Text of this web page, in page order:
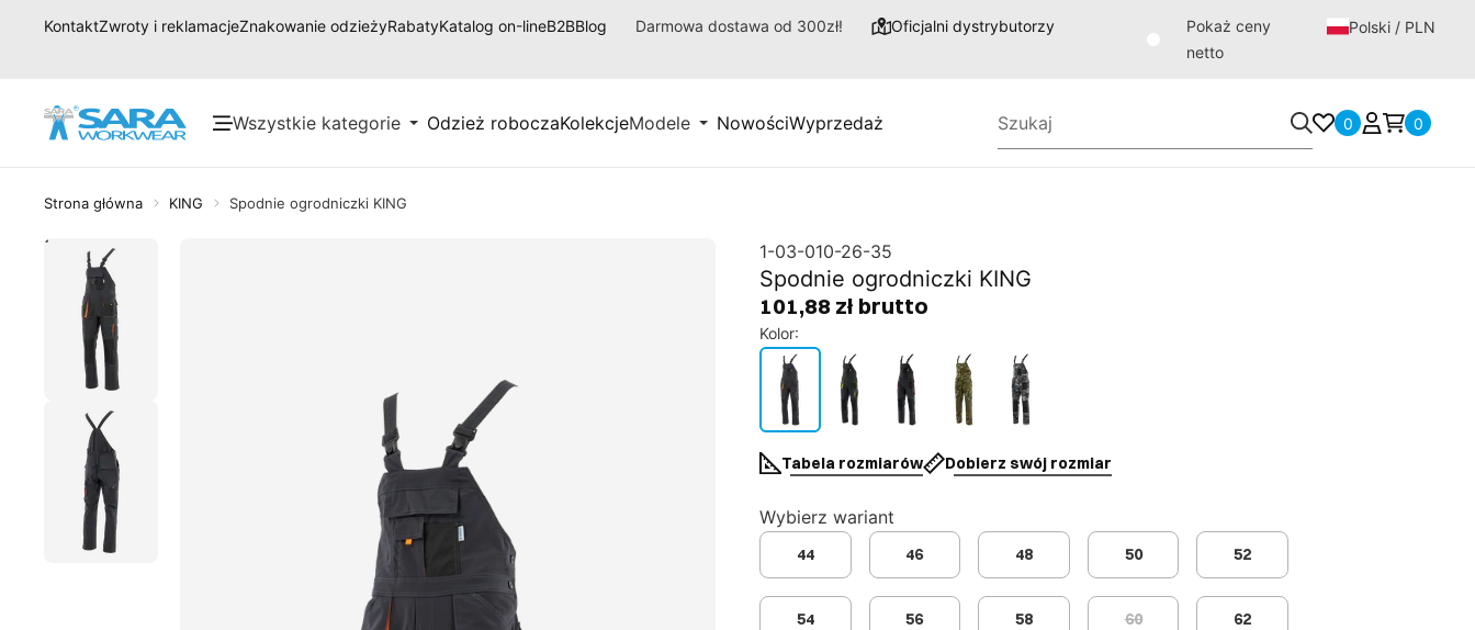
KontaktZwroty i reklamacjeZnakowanie odzieżyRabatyKatalog on-lineB2BBlog Darmowa dostawa od 300zł! Oficjalni dystrybutorzy
Pokaż ceny
netto
Polski / PLN
Wszystkie kategorie Odzież roboczaKolekcjeModele NowościWyprzedaż 0 0
Strona główna KING Spodnie ogrodniczki KING
1-03-010-26-35
Spodnie ogrodniczki KING
101,88 zł brutto
Kolor:
Tabela rozmiarów Dobierz swój rozmiar
Wybierz wariant
44 46 48 50 52
54 56 58 60 62